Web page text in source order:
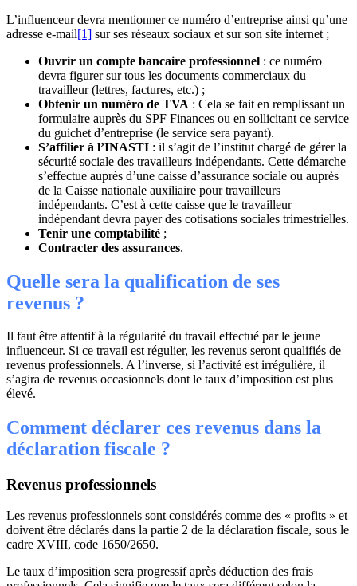
L’influenceur devra mentionner ce numéro d’entreprise ainsi qu’une
adresse e-mail[1] sur ses réseaux sociaux et sur son site internet ;
Ouvrir un compte bancaire professionnel : ce numéro
devra figurer sur tous les documents commerciaux du
travailleur (lettres, factures, etc.) ;
Obtenir un numéro de TVA : Cela se fait en remplissant un
formulaire auprès du SPF Finances ou en sollicitant ce service
du guichet d’entreprise (le service sera payant).
S’affilier à l’INASTI : il s’agit de l’institut chargé de gérer la
sécurité sociale des travailleurs indépendants. Cette démarche
s’effectue auprès d’une caisse d’assurance sociale ou auprès
de la Caisse nationale auxiliaire pour travailleurs
indépendants. C’est à cette caisse que le travailleur
indépendant devra payer des cotisations sociales trimestrielles.
Tenir une comptabilité ;
Contracter des assurances.
Quelle sera la qualification de ses
revenus ?
Il faut être attentif à la régularité du travail effectué par le jeune
influenceur. Si ce travail est régulier, les revenus seront qualifiés de
revenus professionnels. A l’inverse, si l’activité est irrégulière, il
s’agira de revenus occasionnels dont le taux d’imposition est plus
élevé.
Comment déclarer ces revenus dans la
déclaration fiscale ?
Revenus professionnels
Les revenus professionnels sont considérés comme des « profits » et
doivent être déclarés dans la partie 2 de la déclaration fiscale, sous le
cadre XVIII, code 1650/2650.
Le taux d’imposition sera progressif après déduction des frais